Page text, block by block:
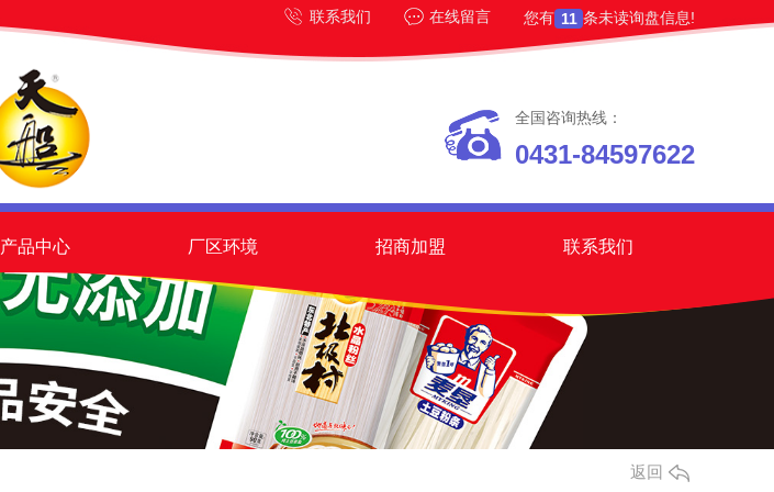
联系我们 在线留言 您有 11 条未读询盘信息!
全国咨询热线：
0431-84597622
产品中心 厂区环境 招商加盟 联系我们
返回